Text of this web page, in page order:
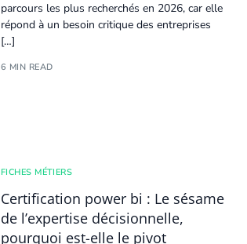
parcours les plus recherchés en 2026, car elle
répond à un besoin critique des entreprises
[…]
6 MIN READ
FICHES MÉTIERS
Certification power bi : Le sésame
de l’expertise décisionnelle,
pourquoi est-elle le pivot